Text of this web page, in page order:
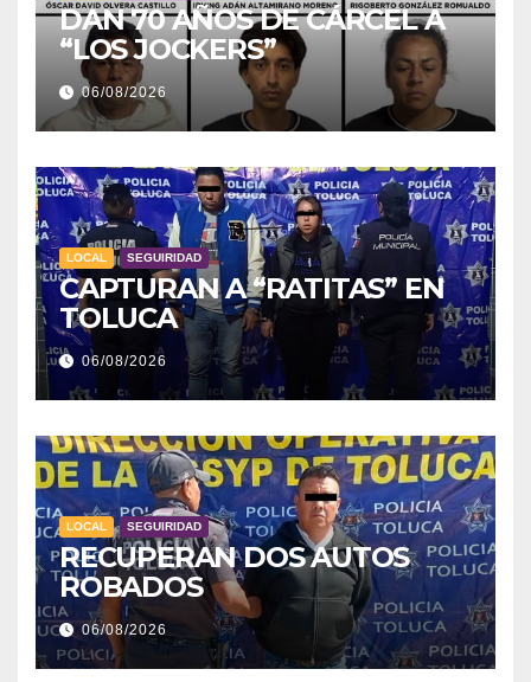
DAN 70 AÑOS DE CÁRCEL A
“LOS JOCKERS”
06/08/2026
LOCAL SEGUIRIDAD
CAPTURAN A “RATITAS” EN
TOLUCA
06/08/2026
LOCAL SEGUIRIDAD
RECUPERAN DOS AUTOS
ROBADOS
06/08/2026